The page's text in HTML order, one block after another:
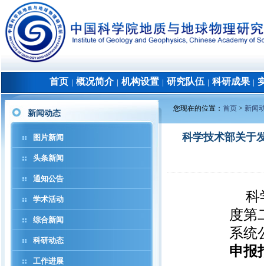
首页 概况简介│ 机构设置 研究队伍 科研成果│
新闻动态
图片新闻
头条新闻
通知公告
学术活动
综合新闻
科研动态
工作进展
您现在的位置： 首页 > 新闻
科学技术部关于
科
度第
系统
申报